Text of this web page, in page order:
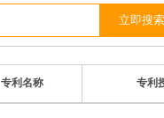
专利名称 专利